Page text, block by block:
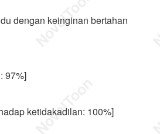
dengan keinginan bertahan
97%]
ketidakadilan: 100%]